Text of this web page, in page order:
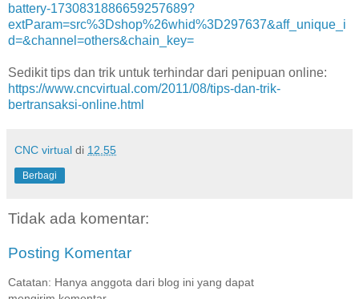
battery-1730831886659257689?
extParam=src%3Dshop%26whid%3D297637&aff_unique_i
d=&channel=others&chain_key=
Sedikit tips dan trik untuk terhindar dari penipuan online:
https://www.cncvirtual.com/2011/08/tips-dan-trik-
bertransaksi-online.html
CNC virtual di 12.55
Berbagi
Tidak ada komentar:
Posting Komentar
Catatan: Hanya anggota dari blog ini yang dapat